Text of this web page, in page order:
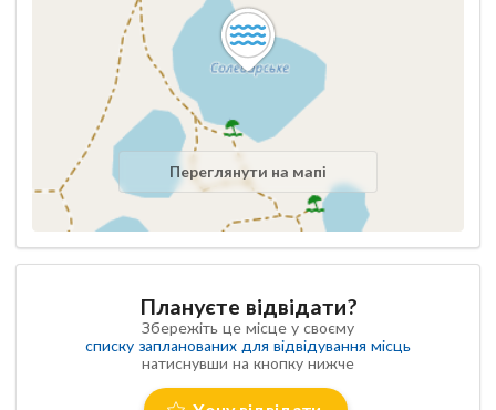
Переглянути на мапі
Плануєте відвідати?
Збережіть це місце у своєму
списку запланованих для відвідування місць
натиснувши на кнопку нижче